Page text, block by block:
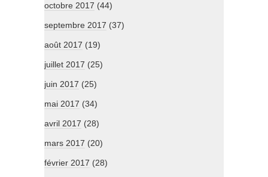
octobre 2017 (44)
septembre 2017 (37)
août 2017 (19)
juillet 2017 (25)
juin 2017 (25)
mai 2017 (34)
avril 2017 (28)
mars 2017 (20)
février 2017 (28)